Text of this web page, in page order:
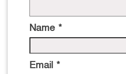
Name *
Email *